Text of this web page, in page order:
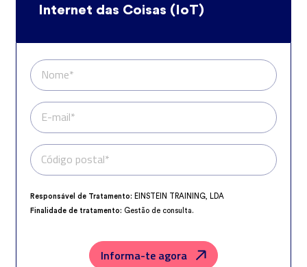
Internet das Coisas (IoT)
Nome*
E-mail*
Telefone*
Código postal*
Responsável de Tratamento: EINSTEIN TRAINING, LDA
Finalidade de tratamento: Gestão de consulta.
aceder, retificar e excluir os dados, bem como outros direitos,
Informa-te agora